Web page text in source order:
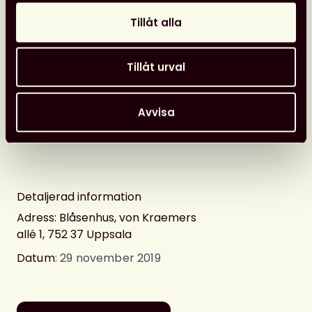
Tillåt alla
Tillåt urval
Avvisa
Är du intresserad av att hålla i en 15 min
presentation med inriktning på dagens tema eller
har andra frågor?
agnes.kotka@ub.uu.seoch
Detaljerad information
Adress: Blåsenhus, von Kraemers
allé 1, 752 37 Uppsala
Datum: 29 november 2019